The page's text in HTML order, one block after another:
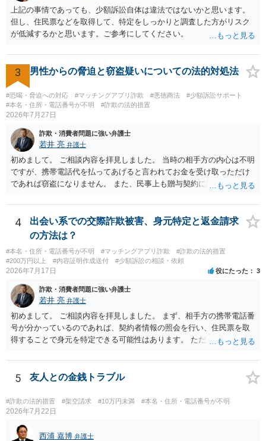
上記の事情であっても、少額訴訟自体は違法ではないかと思います。
但し、住民票などを取得して、特定をしっかりと調査した方がリスク
が低減するかと思います。ご参考にしてください。
3 男性からの脅迫と窃盗疑いについての法的対処法
#恐喝・脅迫への対応 #マッチングアプリ詐欺 #悪徳商法
#少額訴訟サポート
#本名・住所・電話番号が不明
#詐欺の法的措置
2026年7月27日
詐欺・消費者問題に強い弁護士
若井 亮 弁護士
初めまして。 ご相談内容を拝見しました。 当時の相手方の内心は不明
ですが、携帯電話代を払ってあげると言われてお金を受け取っただけ
であれば窃盗になりません。 また、民事上も贈与契約に該当すると思
ず、可能であればブロックをするようにしてください。 ご不安であれ
ば、最寄りの警察署に相談をしても良いかもしれません。 以上、ご参
考になれば幸いです。
4
出会い系での交際詐欺被害、身元特定と返金請求
の方法は？
#本名・住所・電話番号が不明 #マッチングアプリ詐欺
#詐欺の法的措置
#200万円以上
#内容証明作成送付 #少額訴訟の相談・依頼
2026年7月17日 役にたった 3
詐欺・消費者問題に強い弁護士
若井 亮 弁護士
初めまして。 ご相談内容を拝見しました。 まず、相手方の携帯電話番
号が分かっているのであれば、契約者情報の照会を行い、住民票を取
得することで身元を特定できる可能性はあります。 ただ、他人名義の
ろです。 LINEについても、詐欺の事案であれば照会できる可能性はあ
りますが、携帯電話の番号を経由する方法より難しくなります。 身元
を特定した後は、返金の理屈があるかどうかを確認していきます。 基
本的に贈与に該当する場合には返金請求ができません。 詐欺を含め、
当方に返金の理屈があるかどうかを確認していきます。 さらに、渡し
た金額について、裏付けがあるかどうかも精査します。 上記を経て、
身元の特定、返金の理屈があると判断できるのであれば、まずは交渉
5 友人との金銭トラブル
#詐欺の法的措置 #架空請求 #10万円未満 #本名・住所・電話番号が不明
2026年7月22日
西浦 嘉博 弁護士